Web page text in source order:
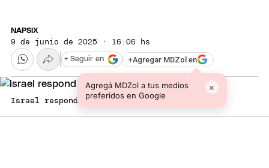
NAPSIX
9 de junio de 2025 · 16:06 hs
+Agregar MDZol en
Agregá MDZol a tus medios
preferidos en Google
×
+ Seguir en
Israel respondió en tono burlón.